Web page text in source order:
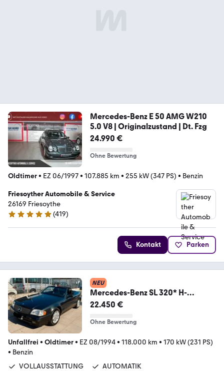
Mercedes-Benz E 50 AMG W210
5.0 V8 | Originalzustand | Dt. Fzg
24.990 €
Ohne Bewertung
Oldtimer• EZ 06/1997• 107.885 km • 255 kW (347 PS) • Benzin
Friesoyther Automobile & Service
26169 Friesoythe
4.8 Sterne
(419)
Kontakt Parken
NEU
Mercedes-Benz SL 320* H-
KENNZEICHEN * TOP ZUSTAND
22.450 €
Ohne Bewertung
Unfallfrei • Oldtimer• EZ 08/1994• 118.000 km • 170 kW (231 PS)
• Benzin
VOLLAUSSTATTUNG
AUTOMATIK